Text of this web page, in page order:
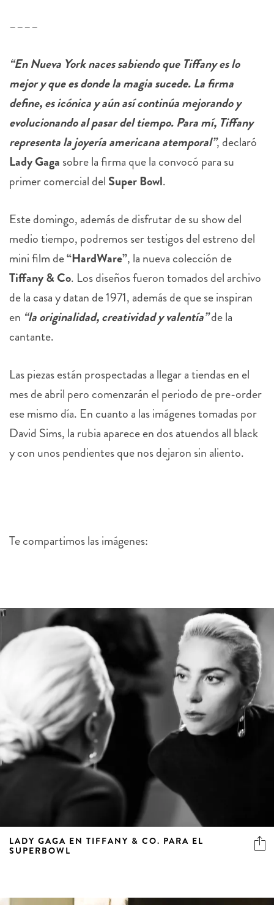
––––
“En Nueva York naces sabiendo que Tiffany es lo
mejor y que es donde la magia sucede. La firma
define, es icónica y aún así continúa mejorando y
evolucionando al pasar del tiempo. Para mí, Tiffany
representa la joyería americana atemporal”, declaró
Lady Gaga sobre la firma que la convocó para su
primer comercial del Super Bowl.
Este domingo, además de disfrutar de su show del
medio tiempo, podremos ser testigos del estreno del
mini film de“HardWare”, la nueva colección de
Tiffany & Co. Los diseños fueron tomados del archivo
de la casa y datan de 1971, además de que se inspiran
en “la originalidad, creatividad y valentía”de la
cantante.
Las piezas están prospectadas a llegar a tiendas en el
mes de abril pero comenzarán el periodo de pre-order
ese mismo día. En cuanto a las imágenes tomadas por
David Sims, la rubia aparece en dos atuendos all black
y con unos pendientes que nos dejaron sin aliento.
Te compartimos las imágenes:
LADY GAGA EN TIFFANY & CO. PARA EL
SUPERBOWL